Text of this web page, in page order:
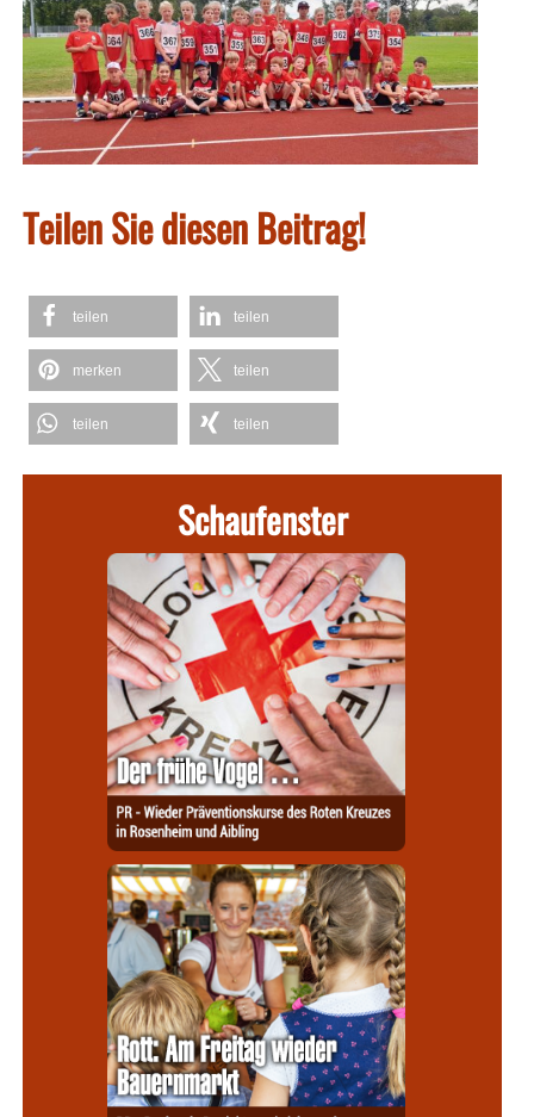
Teilen Sie diesen Beitrag!
teilen teilen
merken teilen
teilen teilen
Schaufenster